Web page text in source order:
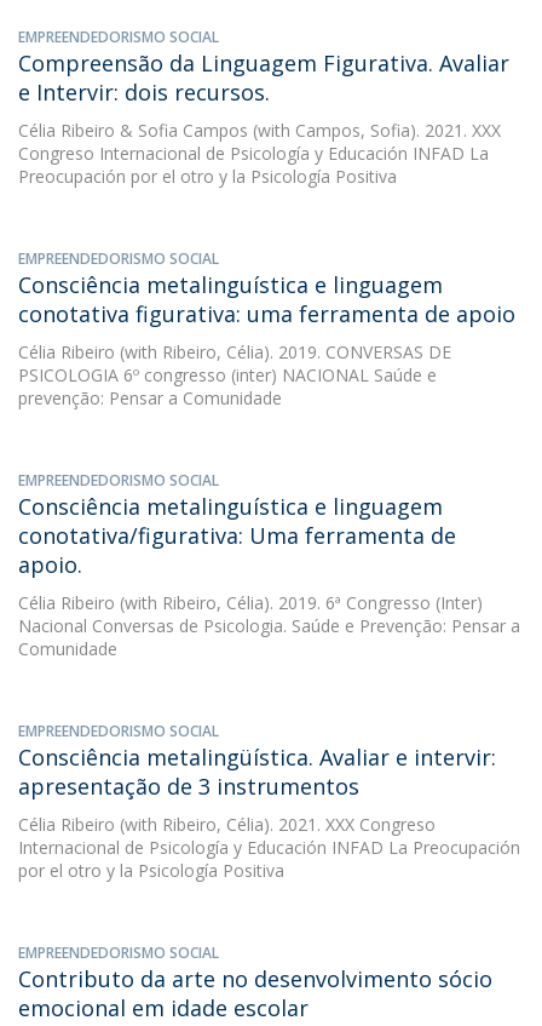
EMPREENDEDORISMO SOCIAL
Compreensão da Linguagem Figurativa. Avaliar
e Intervir: dois recursos.
Célia Ribeiro & Sofia Campos (with Campos, Sofia). 2021. XXX
Congreso Internacional de Psicología y Educación INFAD La
Preocupación por el otro y la Psicología Positiva
EMPREENDEDORISMO SOCIAL
Consciência metalinguística e linguagem
conotativa figurativa: uma ferramenta de apoio
Célia Ribeiro (with Ribeiro, Célia). 2019. CONVERSAS DE
PSICOLOGIA 6º congresso (inter) NACIONAL Saúde e
prevenção: Pensar a Comunidade
EMPREENDEDORISMO SOCIAL
Consciência metalinguística e linguagem
conotativa/figurativa: Uma ferramenta de
apoio.
Célia Ribeiro (with Ribeiro, Célia). 2019. 6ª Congresso (Inter)
Nacional Conversas de Psicologia. Saúde e Prevenção: Pensar a
Comunidade
EMPREENDEDORISMO SOCIAL
Consciência metalingüística. Avaliar e intervir:
apresentação de 3 instrumentos
Célia Ribeiro (with Ribeiro, Célia). 2021. XXX Congreso
Internacional de Psicología y Educación INFAD La Preocupación
por el otro y la Psicología Positiva
EMPREENDEDORISMO SOCIAL
Contributo da arte no desenvolvimento sócio
emocional em idade escolar